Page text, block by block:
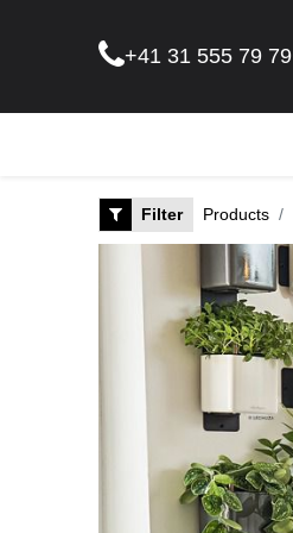
+41 31 555 79 79
Filter Products